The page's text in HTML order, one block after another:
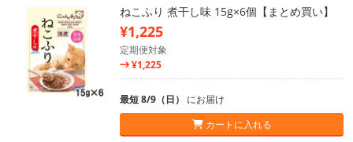
ねこふり 煮干し味 15g×6個【まとめ買い】
¥1,225
定期便対象
¥1,225
最短 8/9（日） にお届け
カートに入れる